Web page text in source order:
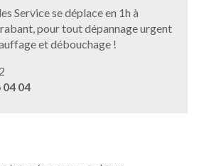
Service se déplace en 1h à
pour tout dépannage urgent
et débouchage !
04 04